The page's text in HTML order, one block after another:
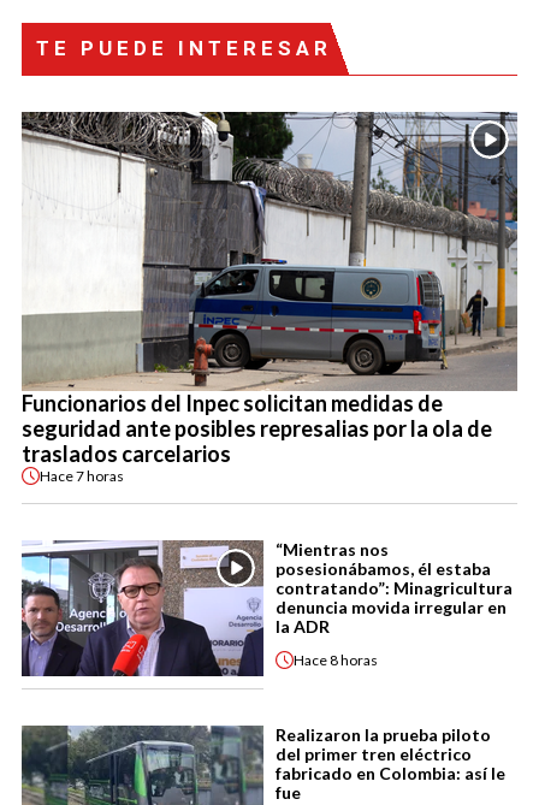
TE PUEDE INTERESAR
Funcionarios del Inpec solicitan medidas de
seguridad ante posibles represalias por la ola de
traslados carcelarios
Hace7 horas
“Mientras nos
posesionábamos, él estaba
contratando”: Minagricultura
denuncia movida irregular en
la ADR
Hace8 horas
Realizaron la prueba piloto
del primer tren eléctrico
fabricado en Colombia: así le
fue